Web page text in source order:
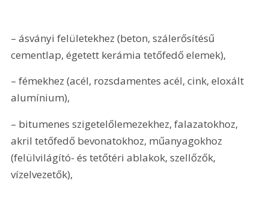
– ásványi felületekhez (beton, szálerősítésű
cementlap, égetett kerámia tetőfedő elemek),
– fémekhez (acél, rozsdamentes acél, cink, eloxált
alumínium),
– bitumenes szigetelőlemezekhez, falazatokhoz,
akril tetőfedő bevonatokhoz, műanyagokhoz
(felülvilágító- és tetőtéri ablakok, szellőzők,
vízelvezetők),